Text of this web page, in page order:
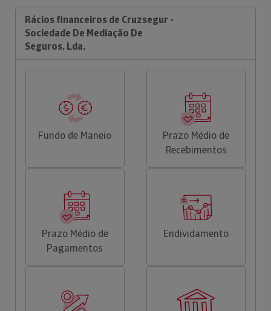
Rácios financeiros de Cruzsegur -
Sociedade De Mediação De
Seguros, Lda.
Fundo de Maneio
Prazo Médio de
Recebimentos
Prazo Médio de
Pagamentos
Endividamento